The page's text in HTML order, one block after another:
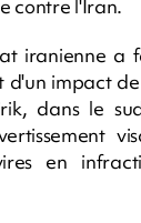
contre l'Iran.
iranienne a
d'un impact
dans le
en